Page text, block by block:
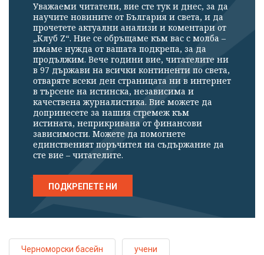
Уважаеми читатели, вие сте тук и днес, за да
научите новините от България и света, и да
прочетете актуални анализи и коментари от
„Клуб Z“. Ние се обръщаме към вас с молба –
имаме нужда от вашата подкрепа, за да
продължим. Вече години вие, читателите ни
в 97 държави на всички континенти по света,
отваряте всеки ден страницата ни в интернет
в търсене на истинска, независима и
качествена журналистика. Вие можете да
допринесете за нашия стремеж към
истината, неприкривана от финансови
зависимости. Можете да помогнете
единственият поръчител на съдържание да
сте вие – читателите.
ПОДКРЕПЕТЕ НИ
Черноморски басейн учени